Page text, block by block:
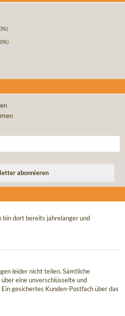
bin dort bereits jahrelanger und
leider nicht teilen. Sämtliche
eine unverschlüsselte und
gesichertes Kunden-Postfach über das